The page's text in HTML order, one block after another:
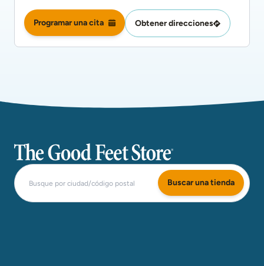
Programar una cita Obtener direcciones
The Good Feet Store
Buscar una tienda